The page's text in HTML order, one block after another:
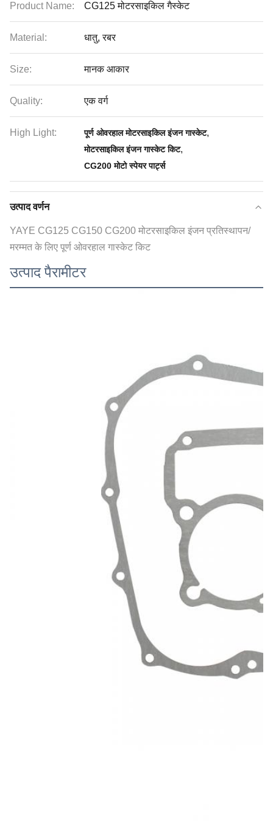
Product Name: CG125 मोटरसाइकिल गैस्केट
Material: धातु, रबर
Size: मानक आकार
Quality: एक वर्ग
High Light: पूर्ण ओवरहाल मोटरसाइकिल इंजन गास्केट,
मोटरसाइकिल इंजन गास्केट किट,
CG200 मोटो स्पेयर पार्ट्स
उत्पाद वर्णन
YAYE CG125 CG150 CG200 मोटरसाइकिल इंजन प्रतिस्थापन/
मरम्मत के लिए पूर्ण ओवरहाल गास्केट किट
उत्पाद पैरामीटर